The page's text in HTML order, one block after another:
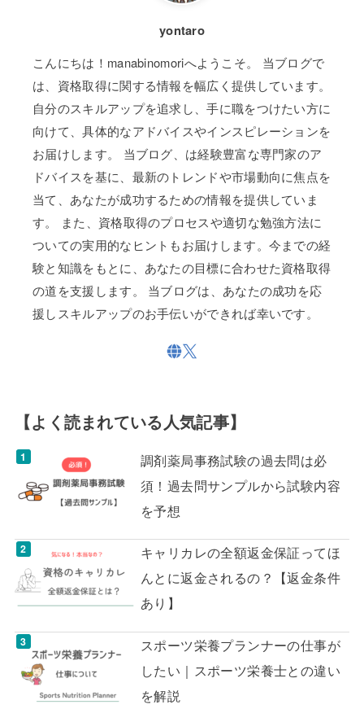
yontaro
こんにちは！manabinomoriへようこそ。 当ブログで
は、資格取得に関する情報を幅広く提供しています。
自分のスキルアップを追求し、手に職をつけたい方に
向けて、具体的なアドバイスやインスピレーションを
お届けします。 当ブログ、は経験豊富な専門家のア
ドバイスを基に、最新のトレンドや市場動向に焦点を
当て、あなたが成功するための情報を提供していま
す。 また、資格取得のプロセスや適切な勉強方法に
ついての実用的なヒントもお届けします。今までの経
験と知識をもとに、あなたの目標に合わせた資格取得
の道を支援します。 当ブログは、あなたの成功を応
援しスキルアップのお手伝いができれば幸いです。
【よく読まれている人気記事】
調剤薬局事務試験の過去問は必
須！過去問サンプルから試験内容
を予想
キャリカレの全額返金保証ってほ
んとに返金されるの？【返金条件
あり】
スポーツ栄養プランナーの仕事が
したい｜スポーツ栄養士との違い
を解説